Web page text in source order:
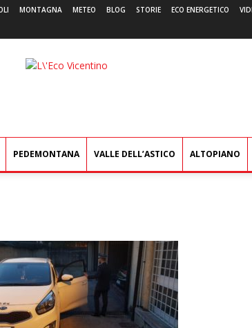
MONTAGNA METEO BLOG STORIE ECO ENERGETICO
L'Eco
PEDEMONTANA VALLE DELL’ASTICO ALTOPIANO